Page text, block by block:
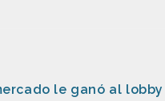
le ganó al lobby